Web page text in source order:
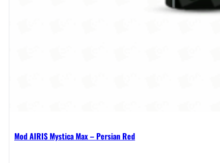
Mod AIRIS Mystica Max – Persian Red